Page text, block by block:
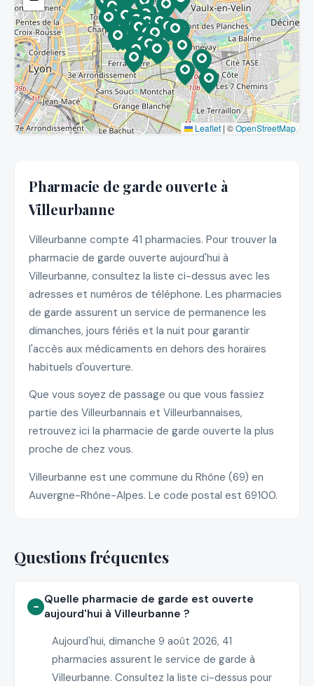
Leaflet| ©OpenStreetMap
Pharmacie de garde ouverte à
Villeurbanne
Villeurbanne compte 41 pharmacies. Pour trouver la
pharmacie de garde ouverte aujourd'hui à
Villeurbanne, consultez la liste ci-dessus avec les
adresses et numéros de téléphone. Les pharmacies
de garde assurent un service de permanence les
dimanches, jours fériés et la nuit pour garantir
l'accès aux médicaments en dehors des horaires
habituels d'ouverture.
Que vous soyez de passage ou que vous fassiez
partie des Villeurbannais et Villeurbannaises,
retrouvez ici la pharmacie de garde ouverte la plus
proche de chez vous.
Villeurbanne est une commune du Rhône (69) en
Auvergne-Rhône-Alpes. Le code postal est 69100.
Questions fréquentes
Quelle pharmacie de garde est ouverte
aujourd'hui à Villeurbanne ?
Aujourd'hui, dimanche 9 août 2026, 41
pharmacies assurent le service de garde à
Villeurbanne. Consultez la liste ci-dessus pour